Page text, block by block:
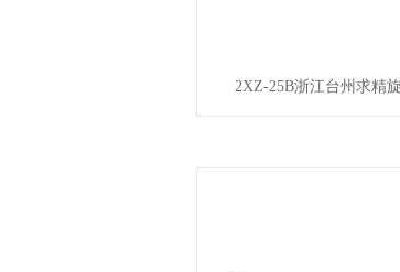
2XZ-25B浙江台州求精